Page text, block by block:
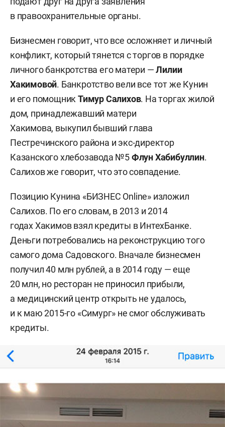
в правоохранительные органы.
Бизнесмен говорит, что все осложняет и личный
конфликт, который тянется с торгов в порядке
личного банкротства его матери —Лилии
Хакимовой. Банкротство вели все тот же Кунин
и его помощникТимур Салихов. На торгах жилой
дом, принадлежавший матери
Хакимова, выкупил бывший глава
Пестречинского района и экс-директор
Казанского хлебозавода №5Флун Хабибуллин.
Салихов же говорит, что это совпадение.
Позицию Кунина «БИЗНЕС Online» изложил
Салихов. По его словам, в 2013 и 2014
годах Хакимов взял кредиты в ИнтехБанке.
Деньги потребовались на реконструкцию того
самого дома Садовского. Вначале бизнесмен
получил 40 млн рублей, а в 2014 году — еще
20 млн, но ресторан не приносил прибыли,
а медицинский центр открыть не удалось,
и к маю 2015-го «Симург» не смог обслуживать
кредиты.